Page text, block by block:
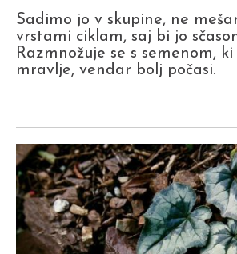
Sadimo jo v skupine, ne
vrstami ciklam, saj bi jo
Razmnožuje se s semenom,
mravlje, vendar bolj počasi.